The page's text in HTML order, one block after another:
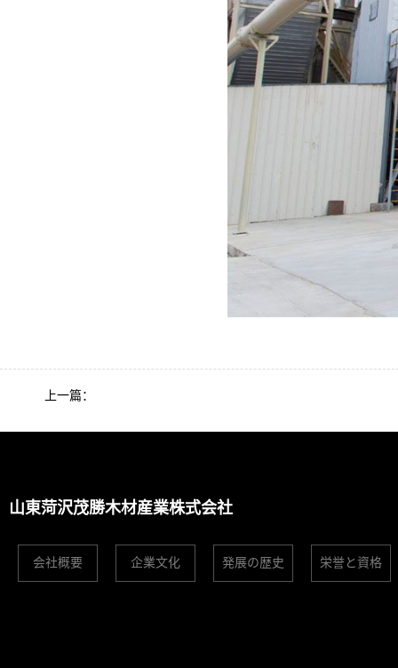
上一篇：
山東菏沢茂勝木材産業株式会社
会社概要 企業文化 発展の歴史 栄誉と資格